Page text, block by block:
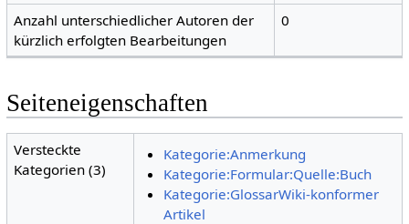
Anzahl unterschiedlicher Autoren der
kürzlich erfolgten Bearbeitungen
0
Seiteneigenschaften
Versteckte
Kategorien (3)
Kategorie:Anmerkung
Kategorie:Formular:Quelle:Buch
Kategorie:GlossarWiki-konformer
Artikel